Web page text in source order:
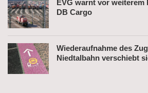
EVG warnt vor weiterem
DB Cargo
Wiederaufnahme des
Niedtalbahn verschiebt